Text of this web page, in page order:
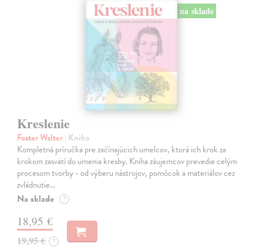
na sklade
Kreslenie
Foster Walter| Kniha
Kompletná príručka pre začínajúcich umelcov, ktorá ich krok za
krokom zasvätí do umenia kresby. Kniha záujemcov prevedie celým
procesom tvorby - od výberu nástrojov, pomôcok a materiálov cez
zvládnutie…
Na sklade ?
18,95 €
19,95 € ?